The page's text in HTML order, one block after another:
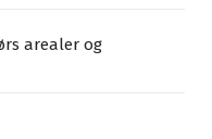
arealer og